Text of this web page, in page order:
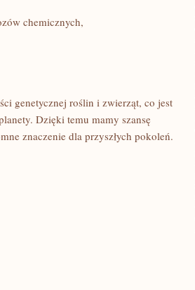
chemicznych,
genetycznej roślin i zwierząt, co ⁢jest
⁢Dzięki temu‌ mamy szansę
znaczenie dla przyszłych pokoleń.